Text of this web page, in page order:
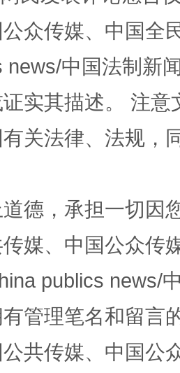
麦地、白藏房 除
众传媒、中国全
news/中国法制新
实其描述。 注
关法律、法规，
德，承担一切因
媒、中国公众传
publics news/
管理笔名和留言
共传媒、中国公